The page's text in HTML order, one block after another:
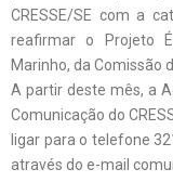
CRESSE/SE com a
reafirmar o Projeto
Marinho, da Comissão
A partir deste mês, a
Comunicação do
ligar para o telefone
através do e-mail